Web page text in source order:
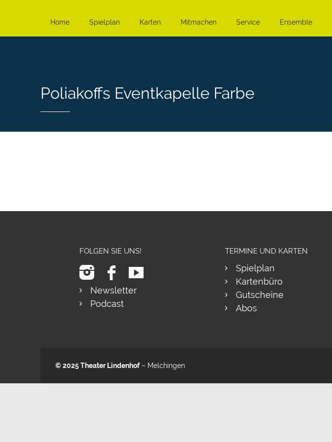
Home Spielplan Karten Mitmachen Service Ensemble
Poliakoffs Eventkapelle Farbe
FOLGEN SIE UNS!
Newsletter
Podcast
TERMINE UND KARTEN
Spielplan
Kartenbüro
Gutscheine
Abos
© 2025Theater Lindenhof– Melchingen